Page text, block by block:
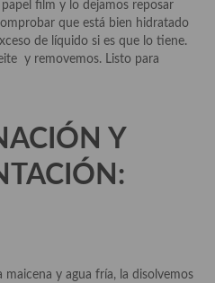
film y lo dejamos reposar
que está bien hidratado
de líquido si es que lo tiene.
y removemos. Listo para
Y
y agua fría, la disolvemos